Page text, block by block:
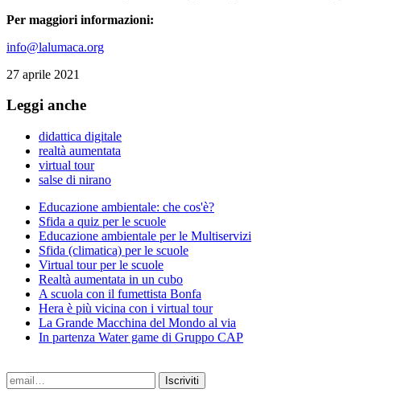
Per maggiori informazioni:
info@lalumaca.org
27 aprile 2021
Leggi anche
didattica digitale
realtà aumentata
virtual tour
salse di nirano
Educazione ambientale: che cos'è?
Sfida a quiz per le scuole
Educazione ambientale per le Multiservizi
Sfida (climatica) per le scuole
Virtual tour per le scuole
Realtà aumentata in un cubo
A scuola con il fumettista Bonfa
Hera è più vicina con i virtual tour
La Grande Macchina del Mondo al via
In partenza Water game di Gruppo CAP